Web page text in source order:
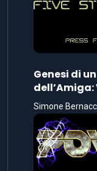
Genesi di
Simone